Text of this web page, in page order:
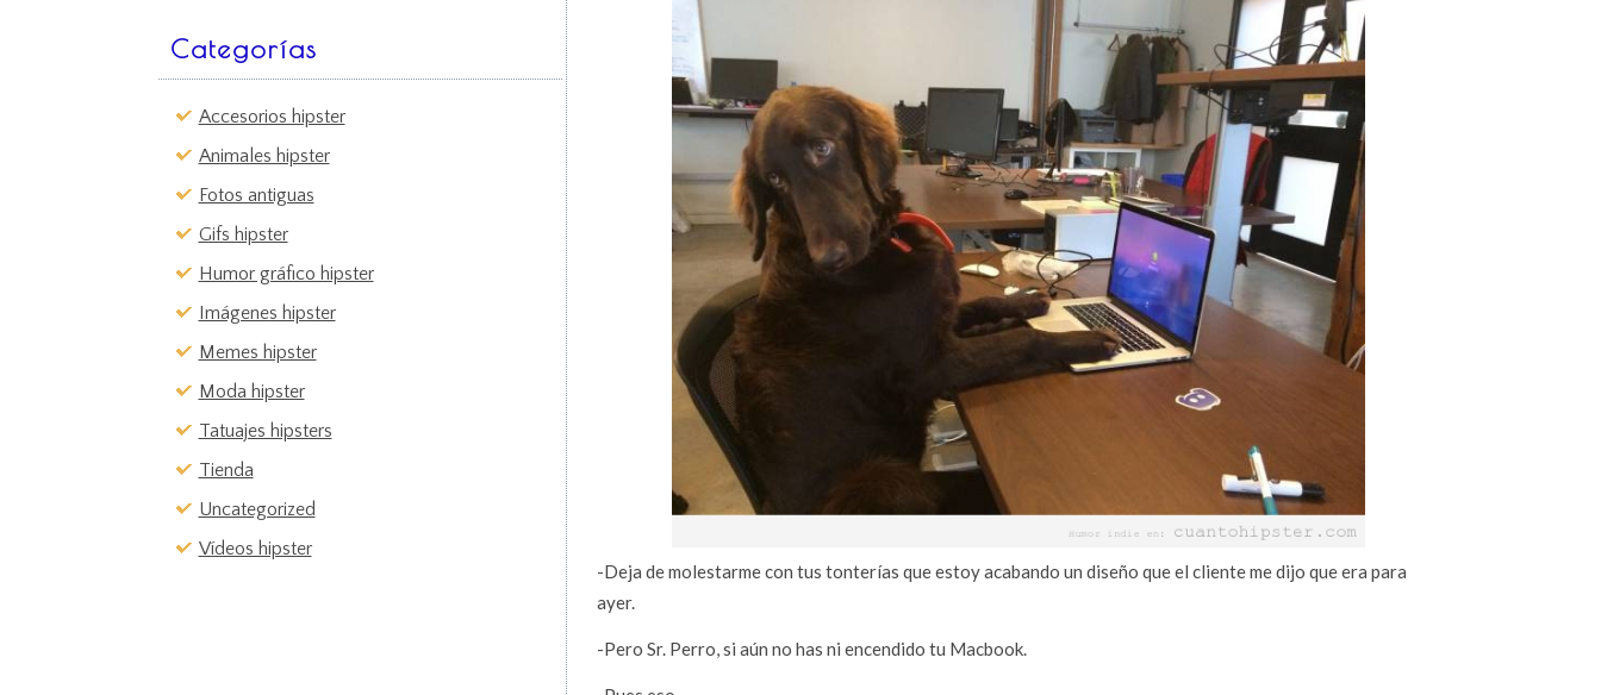
Categorías
Accesorios hipster
Animales hipster
Fotos antiguas
Gifs hipster
Humor gráfico hipster
Imágenes hipster
Memes hipster
Moda hipster
Tatuajes hipsters
Tienda
Uncategorized
Vídeos hipster
-Deja de molestarme con tus tonterías que estoy acabando un diseño que el cliente me dijo que era para
ayer.
-Pero Sr. Perro, si aún no has ni encendido tu Macbook.